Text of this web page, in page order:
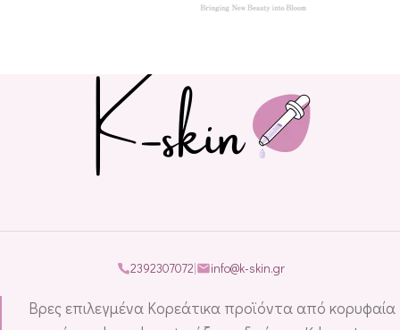
2392307072| info@k-skin.gr
Βρες επιλεγμένα Κορεάτικα προϊόντα από κορυφαία